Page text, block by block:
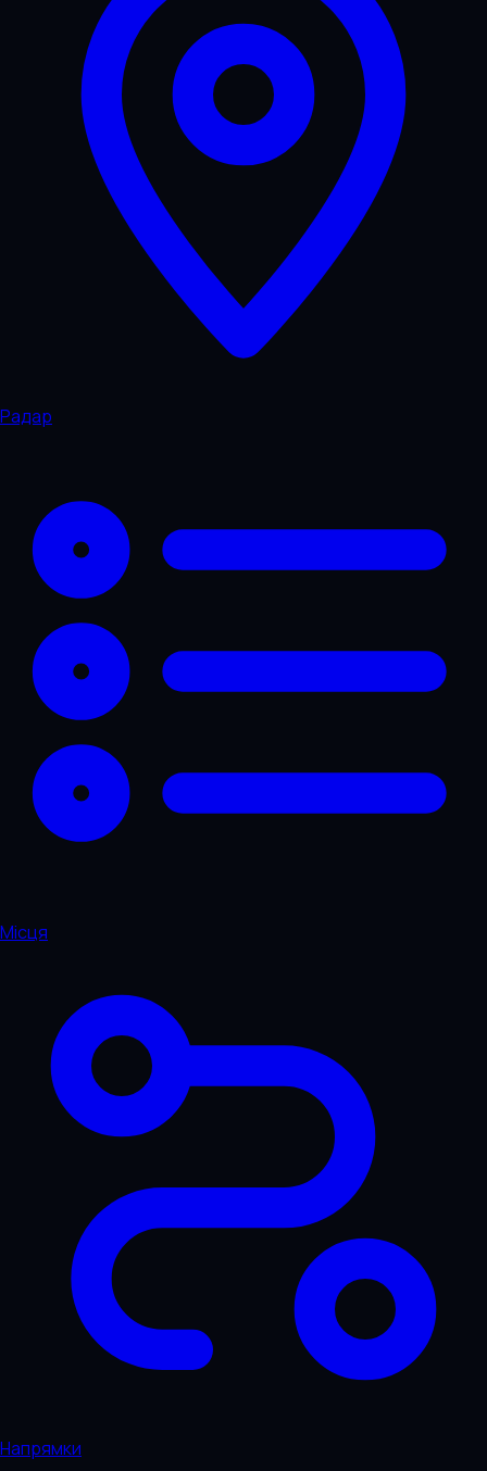
Радар
Місця
Напрямки